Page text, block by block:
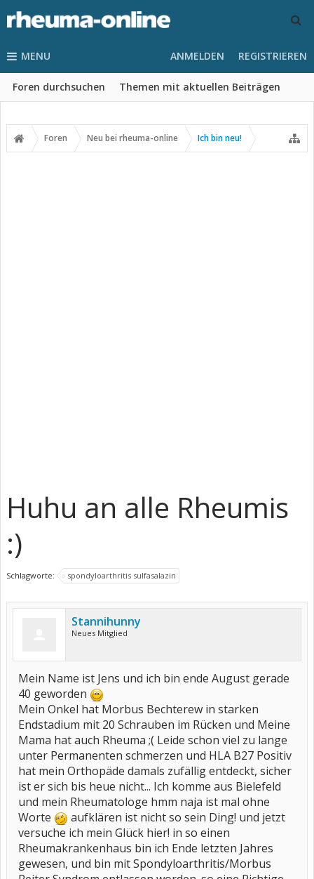
MENU
Foren durchsuchen Themen mit aktuellen Beiträgen
ANMELDEN REGISTRIEREN
Foren Neu bei rheuma-online Ich bin neu!
Huhu an alle Rheumis
:)
Schlagworte: spondyloarthritis sulfasalazin
Stannihunny
Neues Mitglied
Mein Name ist Jens und ich bin ende August gerade
40 geworden
Mein Onkel hat Morbus Bechterew in starken
Endstadium mit 20 Schrauben im Rücken und Meine
Mama hat auch Rheuma ;( Leide schon viel zu lange
unter Permanenten schmerzen und HLA B27 Positiv
hat mein Orthopäde damals zufällig entdeckt, sicher
ist er sich bis heue nicht... Ich komme aus Bielefeld
und mein Rheumatologe hmm naja ist mal ohne
Worte
aufklären ist nicht so sein Ding! und jetzt
versuche ich mein Glück hier! in so einen
Rheumakrankenhaus bin ich Ende letzten Jahres
gewesen, und bin mit Spondyloarthritis/Morbus